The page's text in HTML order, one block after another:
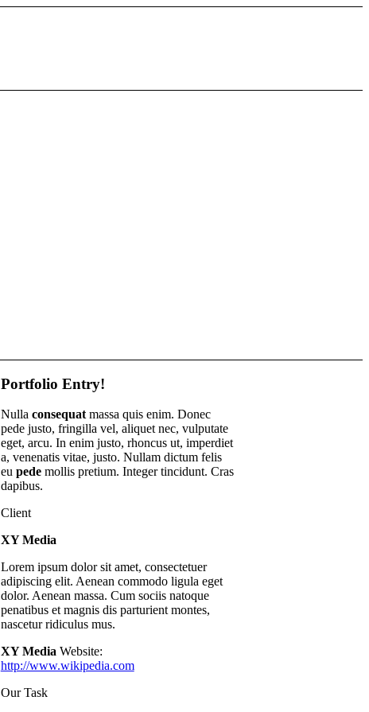
Portfolio Entry!
Nulla consequatmassa quis enim. Donec
pede justo, fringilla vel, aliquet nec, vulputate
eget, arcu. In enim justo, rhoncus ut, imperdiet
a, venenatis vitae, justo. Nullam dictum felis
eu pedemollis pretium. Integer tincidunt. Cras
dapibus.
Client
XY Media
Lorem ipsum dolor sit amet, consectetuer
adipiscing elit. Aenean commodo ligula eget
dolor. Aenean massa. Cum sociis natoque
penatibus et magnis dis parturient montes,
nascetur ridiculus mus.
XY MediaWebsite:
http://www.wikipedia.com
Our Task